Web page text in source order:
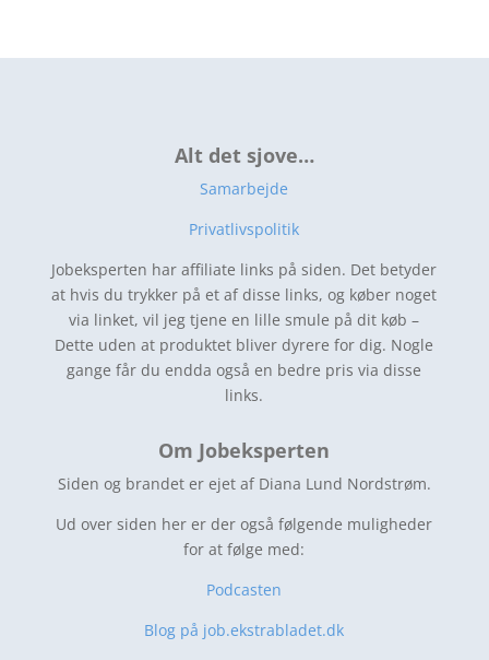
Alt det sjove…
Samarbejde
Privatlivspolitik
Jobeksperten har affiliate links på siden. Det betyder
at hvis du trykker på et af disse links, og køber noget
via linket, vil jeg tjene en lille smule på dit køb –
Dette uden at produktet bliver dyrere for dig. Nogle
gange får du endda også en bedre pris via disse
links.
Om Jobeksperten
Siden og brandet er ejet af Diana Lund Nordstrøm.
Ud over siden her er der også følgende muligheder
for at følge med:
Podcasten
Blog på job.ekstrabladet.dk